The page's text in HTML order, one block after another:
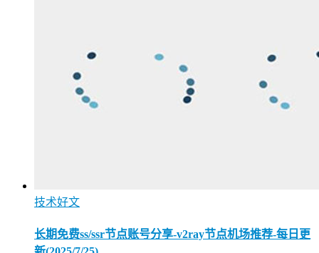
技术好文
长期免费ss/ssr节点账号分享-v2ray节点机场推荐-每日更